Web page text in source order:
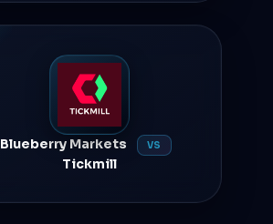
Blueberry Markets VS
Tickmill